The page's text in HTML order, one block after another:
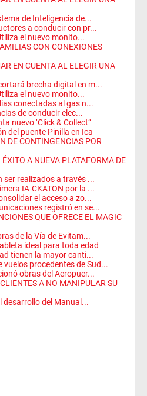
de Inteligencia de...
a conducir con pr...
el nuevo monito...
CON CONEXIONES
EN CUENTA AL ELEGIR UNA
brecha digital en m...
el nuevo monito...
conectadas al gas n...
de conducir elec...
nuevo ‘Click & Collect”
del puente Pinilla en Ica
DE CONTINGENCIAS POR
A NUEVA PLATAFORMA DE
ser realizados a través ...
IA-CKATON por la ...
el acceso a zo...
registró en se...
QUE OFRECE EL MAGIC
de la Vía de Evitam...
ideal para toda edad
tienen la mayor canti...
vuelos procedentes de Sud...
obras del Aeropuer...
A NO MANIPULAR SU
desarrollo del Manual...